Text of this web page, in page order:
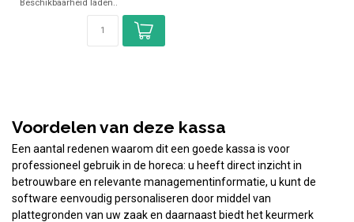
Voordelen van deze kassa
Een aantal redenen waarom dit een goede kassa is voor
professioneel gebruik in de horeca: u heeft direct inzicht in
betrouwbare en relevante managementinformatie, u kunt de
software eenvoudig personaliseren door middel van
plattegronden van uw zaak en daarnaast biedt het keurmerk